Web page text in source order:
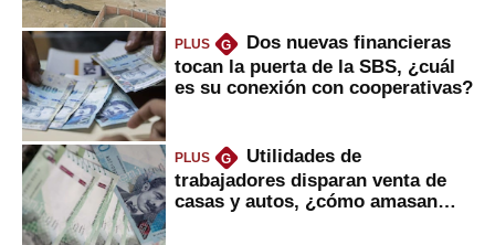
PLUS G
Dos nuevas financieras
tocan la puerta de la SBS, ¿cuál
es su conexión con cooperativas?
PLUS G
Utilidades de
trabajadores disparan venta de
casas y autos, ¿cómo amasan